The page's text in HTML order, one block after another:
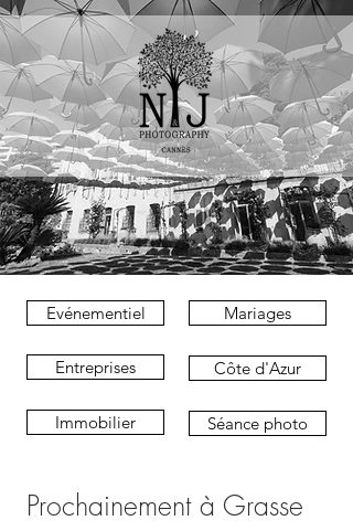
Evénementiel
Entreprises
Immobilier
Mariages
Côte d'Azur
Séance photo
Prochainement à Grasse